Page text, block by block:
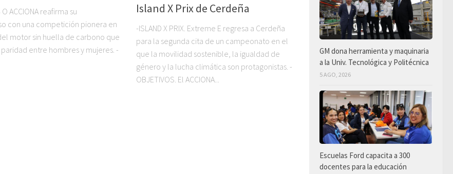
O ACCIONA reafirma su
con una competición pionera en
motor sin huella de carbono que
entre hombres y mujeres. -
Island X Prix de Cerdeña
-ISLAND X PRIX. Extreme E regresa a Cerdeña
para la segunda cita de un campeonato en el
que la movilidad sostenible, la igualdad de
género y la lucha climática son protagonistas. -
OBJETIVOS. El ACCIONA...
GM dona herramienta y maquinaria
a la Univ. Tecnológica y Politécnica
5 AGO, 2026
Escuelas Ford capacita a 300
docentes para la educación